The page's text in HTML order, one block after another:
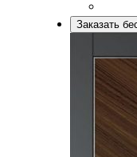
Заказать